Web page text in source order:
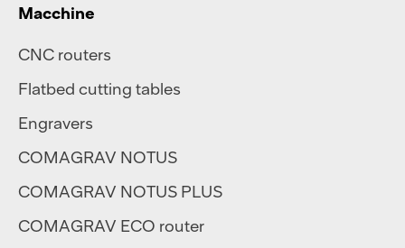
Macchine
CNC routers
Flatbed cutting tables
Engravers
COMAGRAV NOTUS
COMAGRAV NOTUS PLUS
COMAGRAV ECO router